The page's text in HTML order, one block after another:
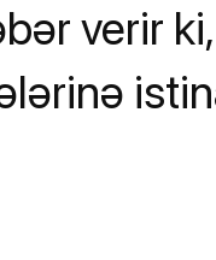
verir